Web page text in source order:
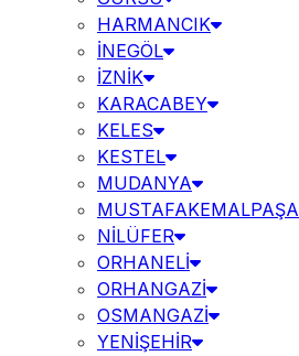
HARMANCIK
İNEGÖL
İZNİK
KARACABEY
KELES
KESTEL
MUDANYA
MUSTAFAKEMALPAŞA
NİLÜFER
ORHANELİ
ORHANGAZİ
OSMANGAZİ
YENİŞEHİR